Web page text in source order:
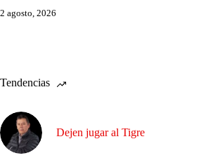
2 agosto, 2026
Tendencias
Dejen jugar al Tigre